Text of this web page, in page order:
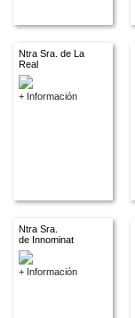
Ntra Sra. de La
Real
+ Información
Ntra Sra.
de Innominat
+ Información